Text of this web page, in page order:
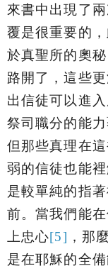
來書中出現了
覆是很重要的
於真聖所的奧
路開了，這些
出信徒可以進
祭司職分的能
但那些真理在
弱的信徒也能
是較單純的指
前。當我們能
上忠心[5] ，那
是在耶穌的全